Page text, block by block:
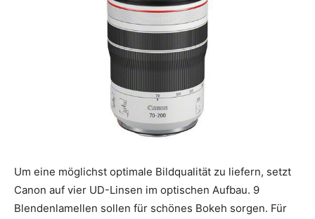
Um eine möglichst optimale Bildqualität zu liefern, setzt
Canon auf vier UD-Linsen im optischen Aufbau. 9
Blendenlamellen sollen für schönes Bokeh sorgen. Für